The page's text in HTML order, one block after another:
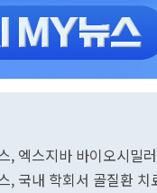
, 엑스지바 바이오시밀
, 국내 학회서 골질환 치